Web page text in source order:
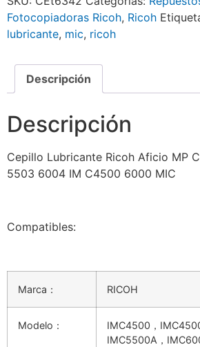
Fotocopiadoras Ricoh, Ricoh
lubricante, mic, ricoh
Descripción
Descripción
Cepillo Lubricante Ricoh Aficio MP
5503 6004 IM C4500 6000 MIC
Compatibles:
Marca： RICOH
Modelo：
IMC4500，
IMC5500A，